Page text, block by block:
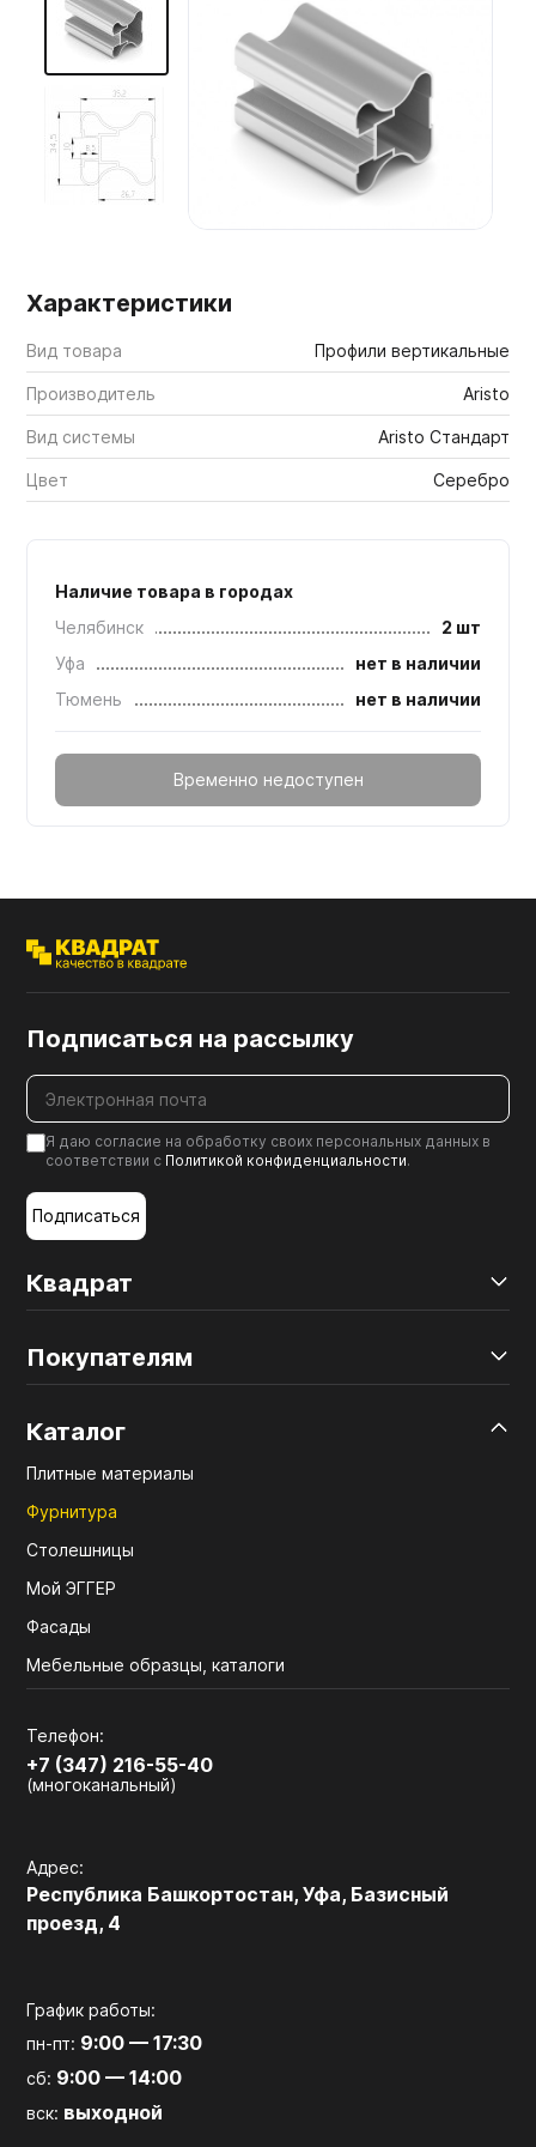
Мебельные образцы, каталоги
Характеристики
Вид товара Профили вертикальные
Производитель Aristo
Вид системы Aristo Стандарт
Цвет Серебро
Наличие товара в городах
Челябинск
2 шт
Уфа
нет в наличии
Тюмень
нет в наличии
Временно недоступен
Квадрат
Покупателям
Каталог
Плитные материалы
Фурнитура
Столешницы
Мой ЭГГЕР
Фасады
Мебельные образцы, каталоги
Телефон:
+7 (347) 216-55-40
(многоканальный)
Адрес:
Республика Башкортостан, Уфа, Базисный
проезд, 4
График работы:
пн-пт: 9:00 — 17:30
сб: 9:00 — 14:00
вск: выходной
Подписаться на рассылку
Я даю согласие на обработку своих персональных данных в
соответствии с Политикой конфиденциальности.
Подписаться